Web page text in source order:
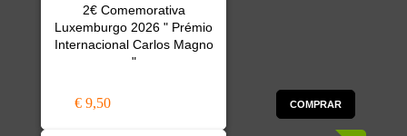
2€ Comemorativa
Luxemburgo 2026 " Prémio
Internacional Carlos Magno
"
€ 9,50 COMPRAR